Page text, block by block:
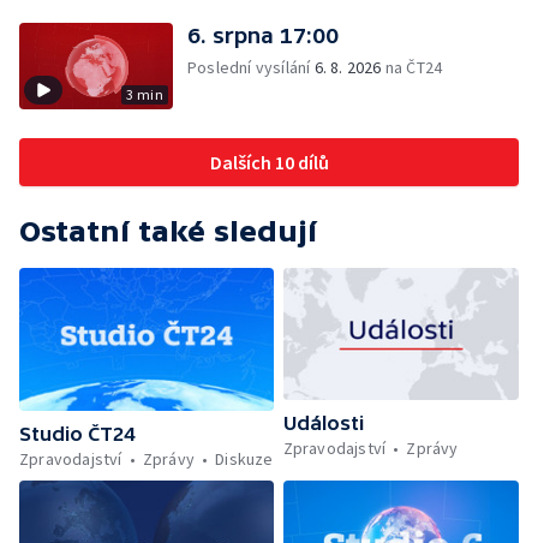
3 min
6. srpna 17:00
Poslední vysílání6. 8. 2026 na ČT24
Dalších 10 dílů
Ostatní také sledují
Studio ČT24
Zpravodajství
Zprávy Diskuze
Události
Zpravodajství
Zprávy